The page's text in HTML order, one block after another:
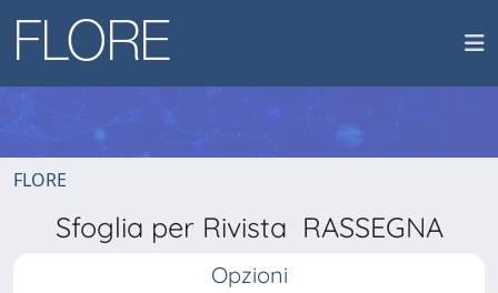
FLORE
Sfoglia per Rivista RASSEGNA
Opzioni